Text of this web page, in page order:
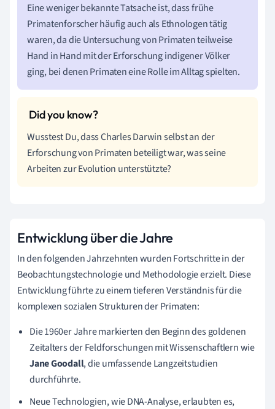
Eine weniger bekannte Tatsache ist, dass frühe
Primatenforscher häufig auch als Ethnologen tätig
waren, da die Untersuchung von Primaten teilweise
Hand in Hand mit der Erforschung indigener Völker
ging, bei denen Primaten eine Rolle im Alltag spielten.
Wusstest Du, dass Charles Darwin selbst an der
Erforschung von Primaten beteiligt war, was seine
Arbeiten zur Evolution unterstützte?
Entwicklung über die Jahre
In den folgenden Jahrzehnten wurden Fortschritte in der
Beobachtungstechnologie und Methodologie erzielt. Diese
Entwicklung führte zu einem tieferen Verständnis für die
komplexen sozialen Strukturen der Primaten:
Die 1960er Jahre markierten den Beginn des goldenen
Zeitalters der Feldforschungen mit Wissenschaftlern wie
Jane Goodall, die umfassende Langzeitstudien
durchführte.
Neue Technologien, wie DNA-Analyse, erlaubten es,